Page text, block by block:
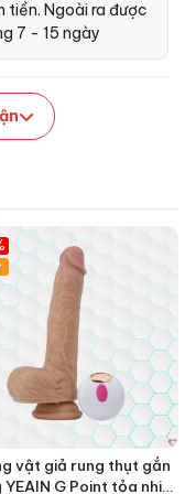
tiền. Ngoài ra được
7 - 15 ngày
vật giả rung thụt gắn
G Point tỏa nhiệt